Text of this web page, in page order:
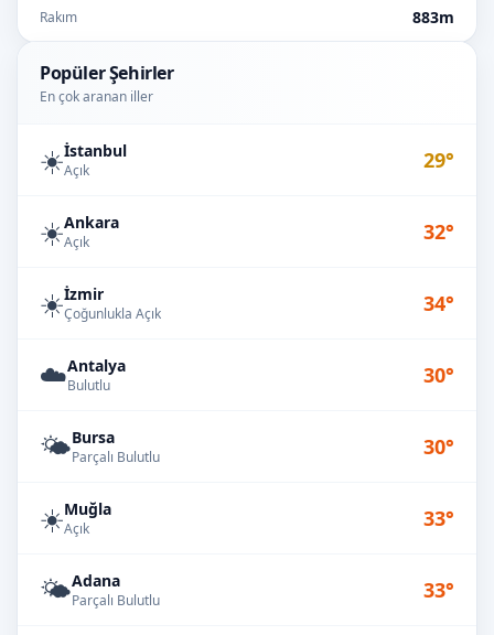
Rakım 883m
Popüler Şehirler
En çok aranan iller
☀️İstanbul
Açık 29°
☀️Ankara
Açık 32°
☀️İzmir
Çoğunlukla Açık 34°
☁️Antalya
Bulutlu 30°
🌤️Bursa
Parçalı Bulutlu 30°
☀️Muğla
Açık 33°
🌤️Adana
Parçalı Bulutlu 33°